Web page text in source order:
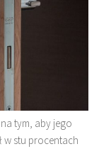
tym, aby jego
w stu procentach